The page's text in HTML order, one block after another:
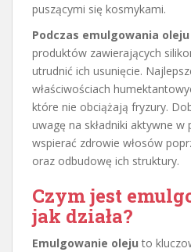
puszącymi się kosmykami.
Podczas emulgowania oleju
produktów zawierających
utrudnić ich usunięcie.
właściwościach
które nie obciążają fryzury.
uwagę na składniki aktywne
wspierać zdrowie włosów
oraz odbudowę ich struktury.
Czym jest
jak działa?
Emulgowanie oleju to